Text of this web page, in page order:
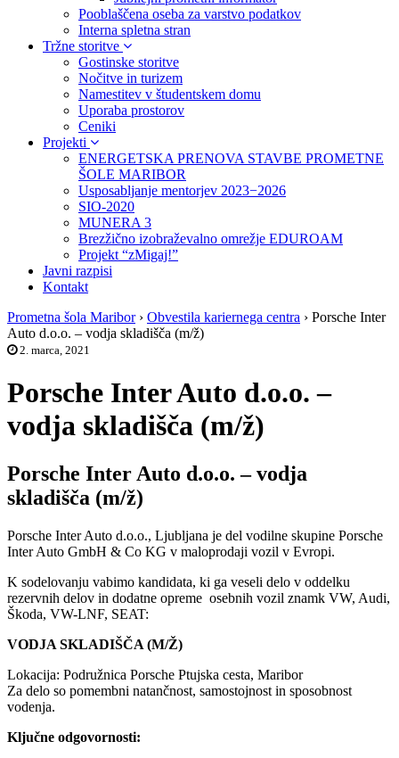
Pooblaščena oseba za varstvo podatkov
Interna spletna stran
Tržne storitve
Gostinske storitve
Nočitve in turizem
Namestitev v študentskem domu
Uporaba prostorov
Ceniki
Projekti
ENERGETSKA PRENOVA STAVBE PROMETNE
ŠOLE MARIBOR
Usposabljanje mentorjev 2023−2026
SIO-2020
MUNERA 3
Brezžično izobraževalno omrežje EDUROAM
Projekt “zMigaj!”
Javni razpisi
Kontakt
Prometna šola Maribor › Obvestila kariernega centra › Porsche Inter
Auto d.o.o. – vodja skladišča (m/ž)
2. marca, 2021
Porsche Inter Auto d.o.o. –
vodja skladišča (m/ž)
Porsche Inter Auto d.o.o. – vodja
skladišča (m/ž)
Porsche Inter Auto d.o.o., Ljubljana je del vodilne skupine Porsche
Inter Auto GmbH & Co KG v maloprodaji vozil v Evropi.
K sodelovanju vabimo kandidata, ki ga veseli delo v oddelku
rezervnih delov in dodatne opreme osebnih vozil znamk VW, Audi,
Škoda, VW-LNF, SEAT:
VODJA SKLADIŠČA (M/Ž)
Lokacija: Podružnica Porsche Ptujska cesta, Maribor
Za delo so pomembni natančnost, samostojnost in sposobnost
vodenja.
Ključne odgovornosti: